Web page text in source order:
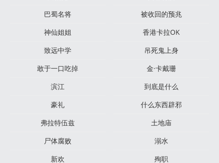
巴蜀名将
被收回的预兆
神仙姐姐
香港卡拉OK
致远中学
吊死鬼上身
敢于一口吃掉
金·卡戴珊
滨江
到底是什么
豪礼
什么东西辟邪
弗拉特伍兹
土地庙
尸体腐败
溺水
新欢
殉职